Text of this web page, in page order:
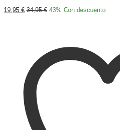
19,95 € 34,95€ 43% Con descuento